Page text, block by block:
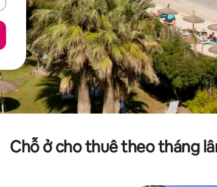
Chỗ ở cho thuê theo tháng